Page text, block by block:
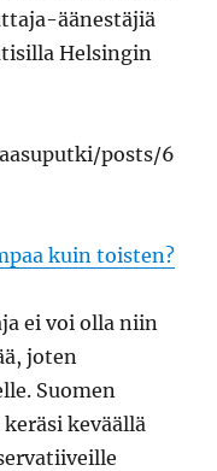
äänestäjiä
Helsingin
posts/6
kuin toisten?
ei voi olla niin
joten
Suomen
keväällä